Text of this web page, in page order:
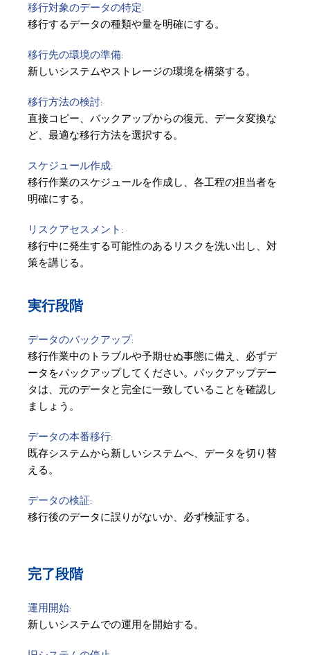
移行対象のデータの特定:
移行するデータの種類や量を明確にする。
移行先の環境の準備:
新しいシステムやストレージの環境を構築する。
移行方法の検討:
直接コピー、バックアップからの復元、データ変換な
ど、最適な移行方法を選択する。
スケジュール作成:
移行作業のスケジュールを作成し、各工程の担当者を
明確にする。
リスクアセスメント:
移行中に発生する可能性のあるリスクを洗い出し、対
策を講じる。
実行段階
データのバックアップ:
移行作業中のトラブルや予期せぬ事態に備え、必ずデ
ータをバックアップしてください。バックアップデー
タは、元のデータと完全に一致していることを確認し
ましょう。
データの本番移行:
既存システムから新しいシステムへ、データを切り替
える。
データの検証:
移行後のデータに誤りがないか、必ず検証する。
完了段階
運用開始:
新しいシステムでの運用を開始する。